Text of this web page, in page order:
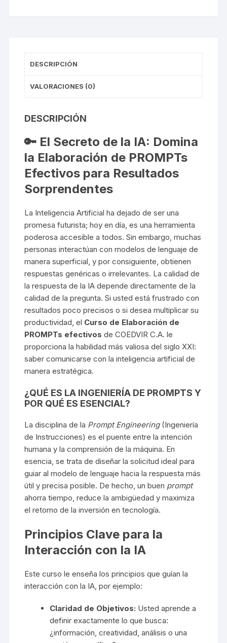
DESCRIPCIÓN
VALORACIONES (0)
DESCRIPCIÓN
🔑 El Secreto de la IA: Domina
la Elaboración de PROMPTs
Efectivos para Resultados
Sorprendentes
La Inteligencia Artificial ha dejado de ser una
promesa futurista; hoy en día, es una herramienta
poderosa accesible a todos. Sin embargo, muchas
personas interactúan con modelos de lenguaje de
manera superficial, y por consiguiente, obtienen
respuestas genéricas o irrelevantes. La calidad de
la respuesta de la IA depende directamente de la
calidad de la pregunta. Si usted está frustrado con
resultados poco precisos o si desea multiplicar su
productividad, el Curso de Elaboración de
PROMPTs efectivos de COEDVIR C.A. le
proporciona la habilidad más valiosa del siglo XXI:
saber comunicarse con la inteligencia artificial de
manera estratégica.
¿QUÉ ES LA INGENIERÍA DE PROMPTS Y
POR QUÉ ES ESENCIAL?
La disciplina de la Prompt Engineering(Ingeniería
de Instrucciones) es el puente entre la intención
humana y la comprensión de la máquina. En
esencia, se trata de diseñar la solicitud ideal para
guiar al modelo de lenguaje hacia la respuesta más
útil y precisa posible. De hecho, un buen prompt
ahorra tiempo, reduce la ambigüedad y maximiza
el retorno de la inversión en tecnología.
Principios Clave para la
Interacción con la IA
Este curso le enseña losprincipios que guían la
interacción con la IA , por ejemplo:
Claridad de Objetivos: Usted aprende a
definir exactamente lo que busca:
¿información, creatividad, análisis o una